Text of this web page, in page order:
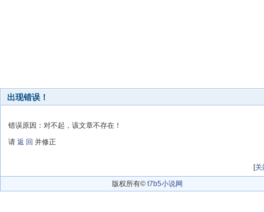
出现错误！
错误原因：对不起，该文章不存在！
请 返 回 并修正
[关
版权所有© t7b5小说网